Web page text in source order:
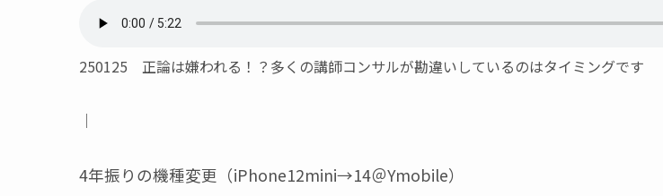
250125 正論は嫌われる！？多くの講師コンサルが勘違いしているのはタイミングです
｜
4年振りの機種変更（iPhone12mini→14＠Ymobile）